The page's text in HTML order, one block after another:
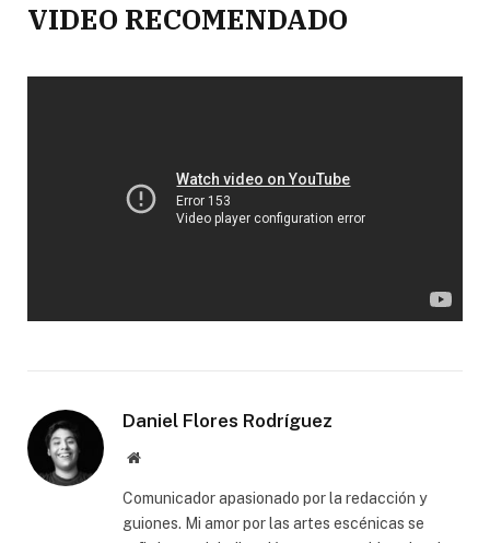
VIDEO RECOMENDADO
Daniel Flores Rodríguez
Website
Comunicador apasionado por la redacción y
guiones. Mi amor por las artes escénicas se